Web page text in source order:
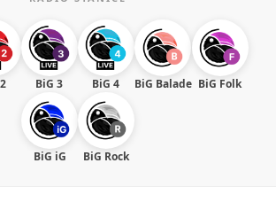
BiG 3 BiG 4 BiG Balade BiG Folk
BiG iG BiG Rock